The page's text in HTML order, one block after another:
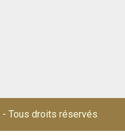
- Tous droits réservés